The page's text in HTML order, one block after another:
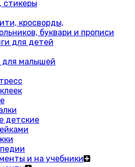
стикеры
кросворды,
буквари и прописи
для детей
малышей
детские
и на учебники